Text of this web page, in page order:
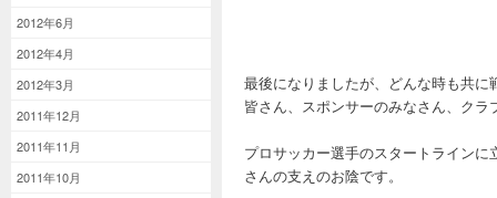
2012年6月
2012年4月
2012年3月
2011年12月
2011年11月
2011年10月
最後になりましたが、どんな時も共
皆さん、スポンサーのみなさん、ク
プロサッカー選手のスタートライン
さんの支えのお陰です。